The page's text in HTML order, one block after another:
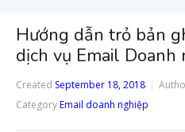
Hướng dẫn trỏ bản
dịch vụ Email Doanh
Created September 18, 2018
CategoryEmail doanh nghiệp